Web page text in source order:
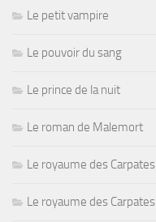
Le petit vampire
Le pouvoir du sang
Le prince de la nuit
Le roman de Malemort
Le royaume des Carpates
Le royaume des Carpates